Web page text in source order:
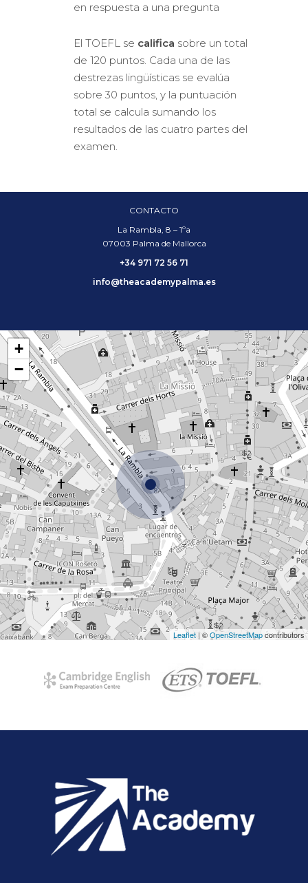
en respuesta a una pregunta
El TOEFL se califica sobre un total
de 120 puntos. Cada una de las
destrezas lingüísticas se evalúa
sobre 30 puntos, y la puntuación
total se calcula sumando los
resultados de las cuatro partes del
examen.
CONTACTO
La Rambla, 8 – 1ºa
07003 Palma de Mallorca
+34 971 72 56 71
info@theacademypalma.es
+
−
Leaflet | ©OpenStreetMapcontributors